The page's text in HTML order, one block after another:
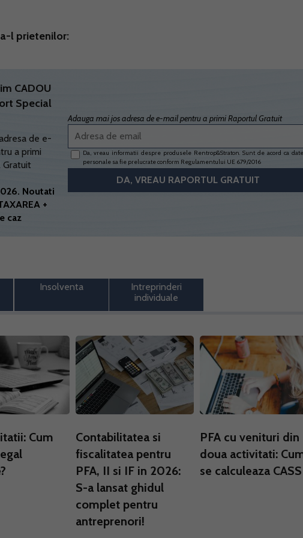
l prietenilor:
CADOU
Special
de e-
a primi
Gratuit
Noutati
+
caz
Adauga mai jos adresa de e-mail pentru a primi Raportul Gratuit
Da, vreau informatii despre produsele Rentrop&Straton. Sunt de acord ca
personale sa fie prelucrate conform Regulamentului UE 679/2016
Insolventa
Intreprinderi
individuale
Cum
Contabilitatea si
fiscalitatea pentru
PFA, II si IF in 2026:
S-a lansat ghidul
complet pentru
antreprenori!
PFA cu venituri din
doua activitati:
se calculeaza CASS